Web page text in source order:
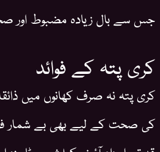
جس سے بال زیادہ مضبوط اور
کری پتہ کے فوائد
کری پتہ نہ صرف کھانوں میں
کی صحت کے لیے بھی بے شمار